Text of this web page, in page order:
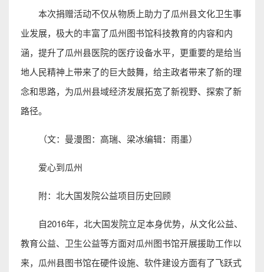
本次捐赠活动不仅从物质上助力了瓜州县文化卫生事
业发展，极大的丰富了瓜州图书馆科技教育的内容和内
涵，提升了瓜州县医院的医疗设备水平，更重要的是给当
地人民精神上带来了的巨大鼓舞，给主政者带来了新的理
念和思路，为瓜州县域经济发展拓宽了新视野、探索了新
路径。
（文：曼漫图：高瑞、梁冰编辑：雨墨）
爱心到瓜州
附：北大国发院公益项目历史回顾
自2016年，北大国发院立足本身优势，从文化公益、
教育公益、卫生公益等方面对瓜州图书馆开展援助工作以
来，瓜州县图书馆在硬件设施、软件建设方面有了飞跃式